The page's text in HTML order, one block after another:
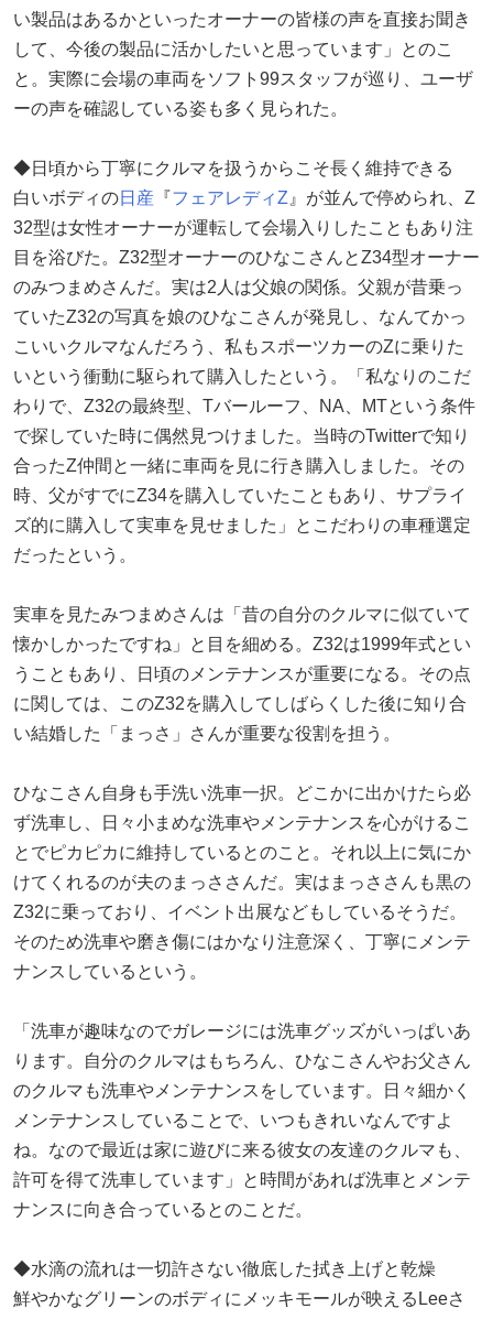
い製品はあるかといったオーナーの皆様の声を直接お聞き
して、今後の製品に活かしたいと思っています」とのこ
と。実際に会場の車両をソフト99スタッフが巡り、ユーザ
ーの声を確認している姿も多く見られた。
◆日頃から丁寧にクルマを扱うからこそ長く維持できる
白いボディの日産 『フェアレディZ 』が並んで停められ、Z
32型は女性オーナーが運転して会場入りしたこともあり注
目を浴びた。Z32型オーナーのひなこさんとZ34型オーナー
のみつまめさんだ。実は2人は父娘の関係。父親が昔乗っ
ていたZ32の写真を娘のひなこさんが発見し、なんてかっ
こいいクルマなんだろう、私もスポーツカーのZに乗りた
いという衝動に駆られて購入したという。「私なりのこだ
わりで、Z32の最終型、Tバールーフ、NA、MTという条件
で探していた時に偶然見つけました。当時のTwitterで知り
合ったZ仲間と一緒に車両を見に行き購入しました。その
時、父がすでにZ34を購入していたこともあり、サプライ
ズ的に購入して実車を見せました」とこだわりの車種選定
だったという。
実車を見たみつまめさんは「昔の自分のクルマに似ていて
懐かしかったですね」と目を細める。Z32は1999年式とい
うこともあり、日頃のメンテナンスが重要になる。その点
に関しては、このZ32を購入してしばらくした後に知り合
い結婚した「まっさ」さんが重要な役割を担う。
ひなこさん自身も手洗い洗車一択。どこかに出かけたら必
ず洗車し、日々小まめな洗車やメンテナンスを心がけるこ
とでピカピカに維持しているとのこと。それ以上に気にか
けてくれるのが夫のまっささんだ。実はまっささんも黒の
Z32に乗っており、イベント出展などもしているそうだ。
そのため洗車や磨き傷にはかなり注意深く、丁寧にメンテ
ナンスしているという。
「洗車が趣味なのでガレージには洗車グッズがいっぱいあ
ります。自分のクルマはもちろん、ひなこさんやお父さん
のクルマも洗車やメンテナンスをしています。日々細かく
メンテナンスしていることで、いつもきれいなんですよ
ね。なので最近は家に遊びに来る彼女の友達のクルマも、
許可を得て洗車しています」と時間があれば洗車とメンテ
ナンスに向き合っているとのことだ。
◆水滴の流れは一切許さない徹底した拭き上げと乾燥
鮮やかなグリーンのボディにメッキモールが映えるLeeさ